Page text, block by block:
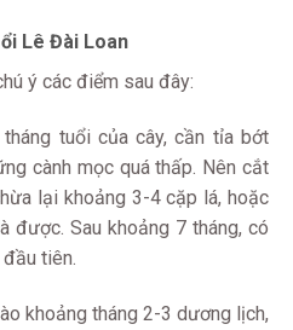
Lê Đài Loan
ý các điểm sau đây:
tuổi của cây, cần tỉa bớt
cành mọc quá thấp. Nên cắt
lại khoảng 3-4 cặp lá, hoặc
được. Sau khoảng 7 tháng, có
tiên.
khoảng tháng 2-3 dương lịch,